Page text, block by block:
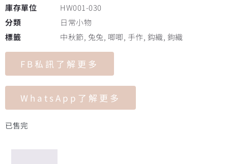
庫存單位
HW001-030
分類
日常小物
標籤
中秋節, 兔兔, 唧唧, 手作, 鈎織, 鉤織
FB私訊了解更多
WhatsApp了解更多
已售完